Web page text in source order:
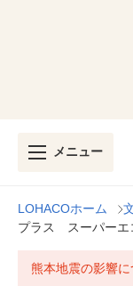
メニュー
LOHACOホーム
プラス スーパー
熊本地震の影響に